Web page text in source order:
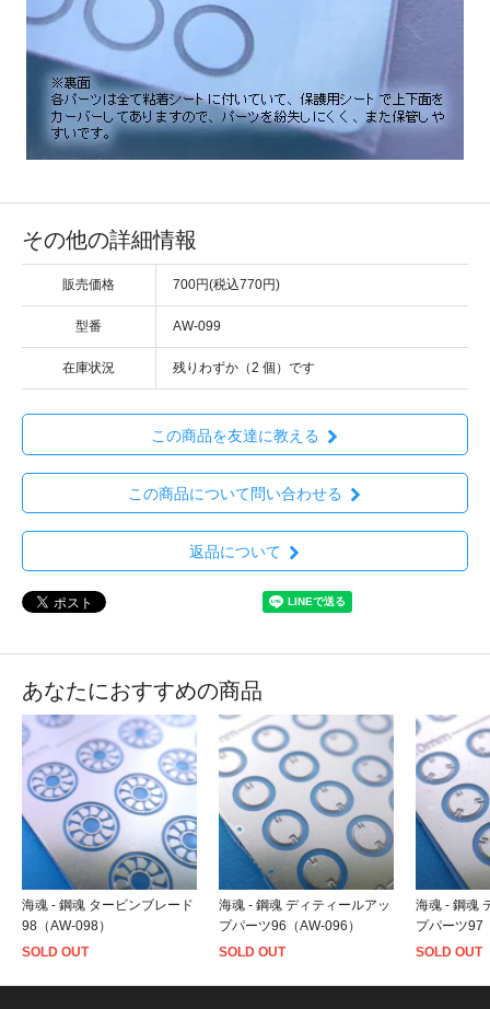
その他の詳細情報
販売価格 700円(税込770円)
型番 AW-099
在庫状況 残りわずか（2 個）です
この商品を友達に教える
この商品について問い合わせる
返品について
あなたにおすすめの商品
海魂 - 鋼魂 タービンブレード
98（AW-098）
SOLD OUT
海魂 - 鋼魂 ディティールアッ
プパーツ96（AW-096）
SOLD OUT
海魂 - 鋼魂
プパーツ97
SOLD OUT